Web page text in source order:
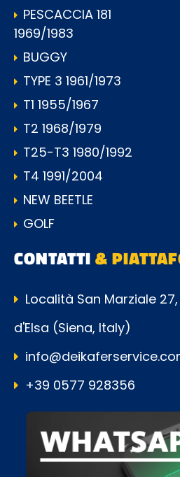
PESCACCIA 181
1969/1983
BUGGY
TYPE 3 1961/1973
T1 1955/1967
T2 1968/1979
T25-T3 1980/1992
T4 1991/2004
NEW BEETLE
GOLF
CONTATTI&
Località San Marziale
d'Elsa (Siena, Italy)
+39 0577 928356